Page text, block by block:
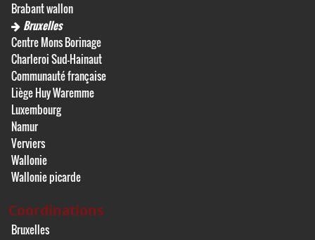
Brabant wallon
Bruxelles
Centre Mons Borinage
Charleroi Sud-Hainaut
Communauté française
Liège Huy Waremme
Luxembourg
Namur
Verviers
Wallonie
Wallonie picarde
Coordinations
Bruxelles